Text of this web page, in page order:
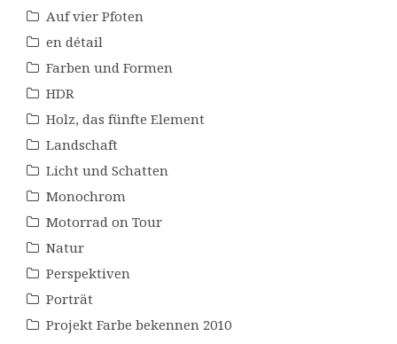
Auf vier Pfoten
en détail
Farben und Formen
HDR
Holz, das fünfte Element
Landschaft
Licht und Schatten
Monochrom
Motorrad on Tour
Natur
Perspektiven
Porträt
Projekt Farbe bekennen 2010